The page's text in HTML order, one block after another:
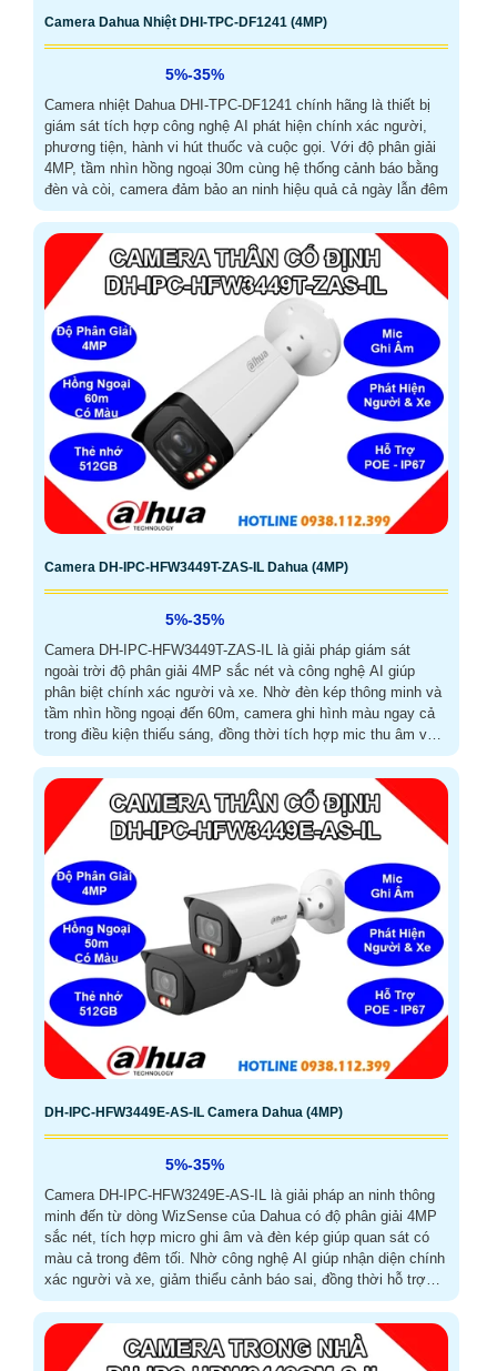
Camera Dahua Nhiệt DHI-TPC-DF1241 (4MP)
5%-35%
Camera nhiệt Dahua DHI-TPC-DF1241 chính hãng là thiết bị
giám sát tích hợp công nghệ AI phát hiện chính xác người,
phương tiện, hành vi hút thuốc và cuộc gọi. Với độ phân giải
4MP, tầm nhìn hồng ngoại 30m cùng hệ thống cảnh báo bằng
đèn và còi, camera đảm bảo an ninh hiệu quả cả ngày lẫn đêm
Camera DH-IPC-HFW3449T-ZAS-IL Dahua (4MP)
5%-35%
Camera DH-IPC-HFW3449T-ZAS-IL là giải pháp giám sát
ngoài trời độ phân giải 4MP sắc nét và công nghệ AI giúp
phân biệt chính xác người và xe. Nhờ đèn kép thông minh và
tầm nhìn hồng ngoại đến 60m, camera ghi hình màu ngay cả
trong điều kiện thiếu sáng, đồng thời tích hợp mic thu âm và
khe thẻ nhớ lên đến 512GB
DH-IPC-HFW3449E-AS-IL Camera Dahua (4MP)
5%-35%
Camera DH-IPC-HFW3249E-AS-IL là giải pháp an ninh thông
minh đến từ dòng WizSense của Dahua có độ phân giải 4MP
sắc nét, tích hợp micro ghi âm và đèn kép giúp quan sát có
màu cả trong đêm tối. Nhờ công nghệ AI giúp nhận diện chính
xác người và xe, giảm thiểu cảnh báo sai, đồng thời hỗ trợ
hồng ngoại 50m, khe cắm thẻ nhớ đến 512GB, chuẩn IP67
chống bụi nước và nguồn PoE tiện lợi